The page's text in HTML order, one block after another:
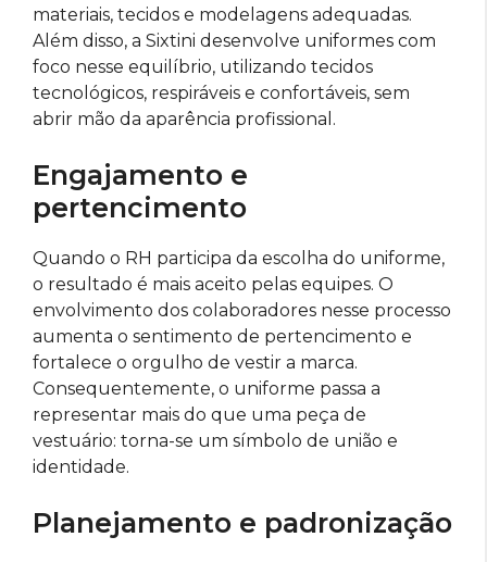
materiais, tecidos e modelagens adequadas.
Além disso, a Sixtini desenvolve uniformes com
foco nesse equilíbrio, utilizando tecidos
tecnológicos, respiráveis e confortáveis, sem
abrir mão da aparência profissional.
Engajamento e
pertencimento
Quando o RH participa da escolha do uniforme,
o resultado é mais aceito pelas equipes. O
envolvimento dos colaboradores nesse processo
aumenta o sentimento de pertencimento e
fortalece o orgulho de vestir a marca.
Consequentemente, o uniforme passa a
representar mais do que uma peça de
vestuário: torna-se um símbolo de união e
identidade.
Planejamento e padronização